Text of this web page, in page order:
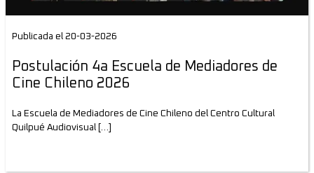
Publicada el 20-03-2026
Postulación 4a Escuela de Mediadores de
Cine Chileno 2026
La Escuela de Mediadores de Cine Chileno del Centro Cultural
Quilpué Audiovisual […]